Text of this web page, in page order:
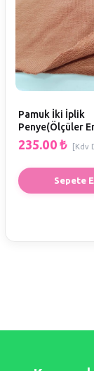
Sepete
Pamuk İki İplik
Penye(Ölçüler
235.00 ₺ [Kdv